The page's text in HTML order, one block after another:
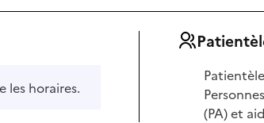
horaires.
(PA) et